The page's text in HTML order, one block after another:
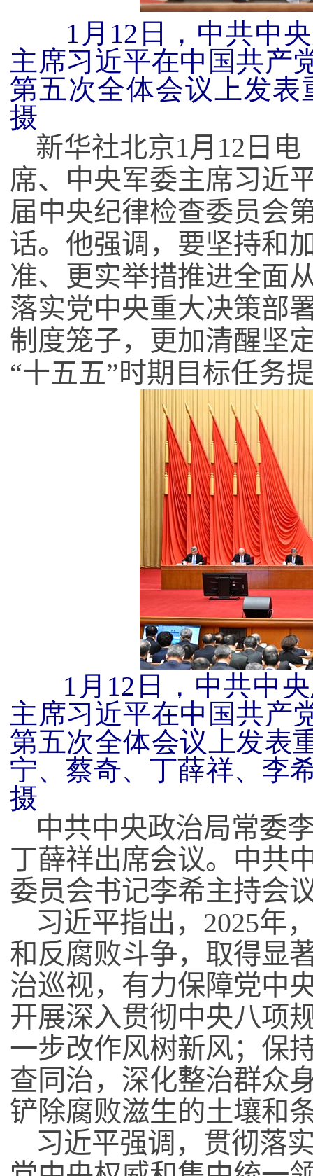
1月 12 日，中共中
主席习近平在中国共产
第五次全体会议上发
摄
新华社北京1月 12 日
席、中央军委主席习近
届中央纪律检查委员会
话。他强调，要坚持和
准、更实举措推进全面
落实党中央重大决策部
制度笼子，更加清醒坚
“十五五”时期目标任务
1月 12 日，中共中
主席习近平在中国共产
第五次全体会议上发表
宁、蔡奇、丁薛祥、李
摄
中共中央政治局常委
丁薛祥出席会议。中共
委员会书记李希主持会
习近平指出， 2025年
和反腐败斗争，取得显
治巡视，有力保障党中
开展深入贯彻中央八项
一步改作风树新风；保
查同治，深化整治群众
铲除腐败滋生的土壤和
习近平强调，贯彻落